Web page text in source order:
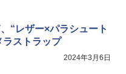
“レザー×パラシュート
ラストラップ
2024年3月6日